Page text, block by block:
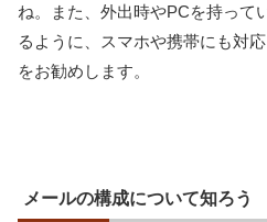
ね。また、外出時やPCを持って
るように、スマホや携帯にも対
をお勧めします。
メールの構成について知ろう